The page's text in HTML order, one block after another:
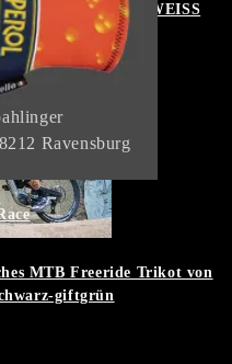
EDITION WEISS
MTB Freeride Trikot von
giftgrün
Ravensburg
Opens
in
application